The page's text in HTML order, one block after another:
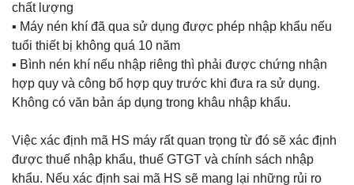
chất lượng
▪️ Máy nén khí đã qua sử dụng được phép nhập khẩu nếu
tuổi thiết bị không quá 10 năm
▪️ Bình nén khí nếu nhập riêng thì phải được chứng nhận
hợp quy và công bố hợp quy trước khi đưa ra sử dụng.
Không có văn bản áp dụng trong khâu nhập khẩu.
Việc xác định mã HS máy rất quan trọng từ đó sẽ xác định
được thuế nhập khẩu, thuế GTGT và chính sách nhập
khẩu. Nếu xác định sai mã HS sẽ mang lại những rủi ro